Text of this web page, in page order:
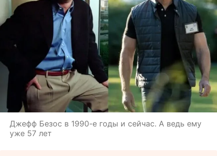
Джефф Безос в 1990-е годы и сейчас. А ведь ему
уже 57 лет